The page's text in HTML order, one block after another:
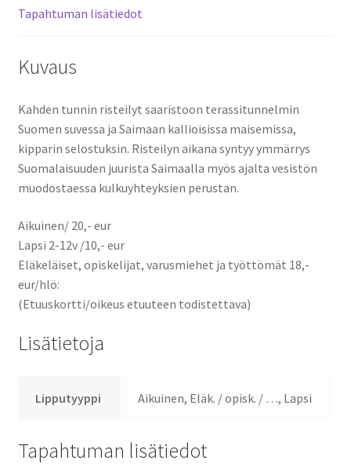
Tapahtuman lisätiedot
Kuvaus
Kahden tunnin risteilyt saaristoon terassitunnelmin
Suomen suvessa ja Saimaan kallioisissa maisemissa,
kipparin selostuksin. Risteilyn aikana syntyy ymmärrys
Suomalaisuuden juurista Saimaalla myös ajalta vesistön
muodostaessa kulkuyhteyksien perustan.
Aikuinen/ 20,- eur
Lapsi 2-12v /10,- eur
Eläkeläiset, opiskelijat, varusmiehet ja työttömät 18,-
eur/hlö:
(Etuuskortti/oikeus etuuteen todistettava)
Lisätietoja
Lipputyyppi Aikuinen, Eläk. / opisk. / …, Lapsi
Tapahtuman lisätiedot